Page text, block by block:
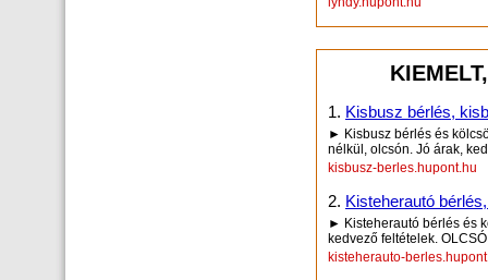
1. Kisbusz bérlés,
► Kisbusz bérlés és
nélkül, olcsón. Jó árak,
kisbusz-berles.hupont.hu
2. Kisteherautó
► Kisteherautó bérlés és
kedvező feltételek.
kisteherauto-